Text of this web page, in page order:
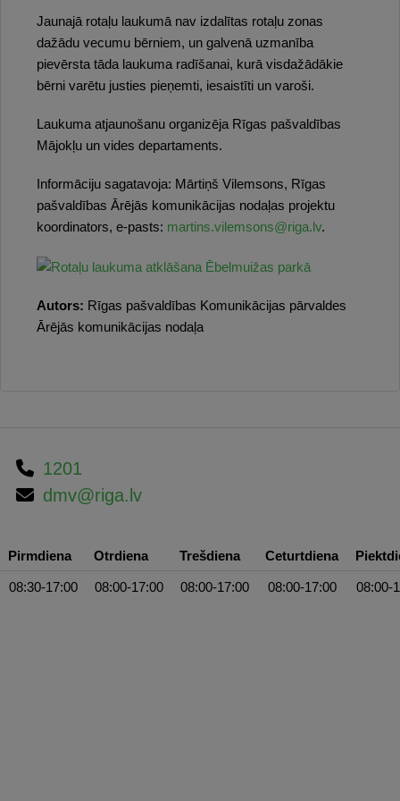
Jaunajā rotaļu laukumā nav izdalītas rotaļu zonas
dažādu vecumu bērniem, un galvenā uzmanība
pievērsta tāda laukuma radīšanai, kurā visdažādākie
bērni varētu justies pieņemti, iesaistīti un varoši.
Laukuma atjaunošanu organizēja Rīgas pašvaldības
Mājokļu un vides departaments.
Informāciju sagatavoja: Mārtiņš Vilemsons, Rīgas
pašvaldības Ārējās komunikācijas nodaļas projektu
koordinators, e-pasts: martins.vilemsons@riga.lv.
Autors: Rīgas pašvaldības Komunikācijas pārvaldes
Ārējās komunikācijas nodaļa
1201
dmv@riga.lv
Pirmdiena Otrdiena Trešdiena Ceturtdiena
08:30-17:00 08:00-17:00 08:00-17:00 08:00-17:00 08:00-